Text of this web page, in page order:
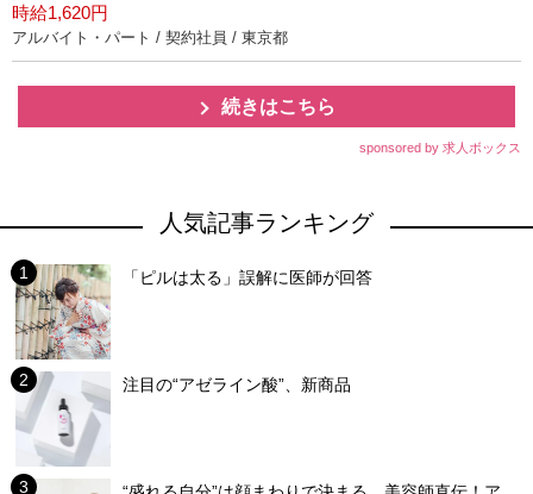
時給1,620円
アルバイト・パート / 契約社員 / 東京都
続きはこちら
sponsored by 求人ボックス
人気記事ランキング
「ピルは太る」誤解に医師が回答
注目の“アゼライン酸”、新商品